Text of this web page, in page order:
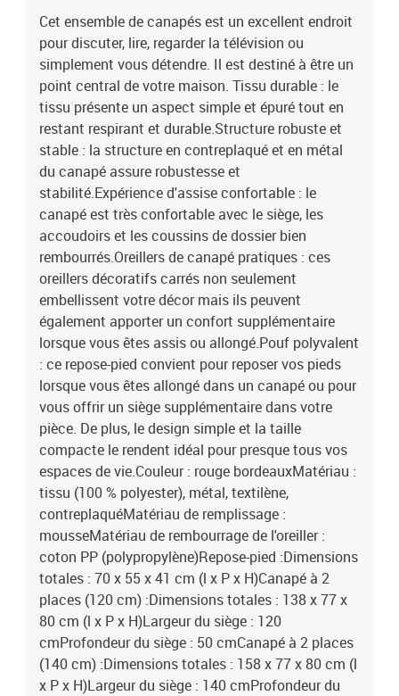
canapé ou pour vous offrir un siège supplémentaire dans votre
pièce. De plus, le design simple et la taille compacte le rendent
idéal pour presque tous vos espaces de vie.Couleur : rouge
bordeauxMatériau : tissu (100 % polyester), métal, textilène,
contreplaquéMatériau de remplissage : mousseMatériau de
rembourrage de l'oreiller : coton PP (polypropylène)Repose-pied
:Dimensions totales : 70 x 55 x 41 cm (l x P x H)Canapé à 2 places
(120 cm) :Dimensions totales : 138 x 77 x 80 cm (l x P x H)Largeur
du siège : 120 cmProfondeur du siège : 50 cmCanapé à 2 places
(140 cm) :Dimensions totales : 158 x 77 x 80 cm (l x P x H)Largeur
du siège : 140 cmProfondeur du siège : 50 cmHauteur du siège à
partir du sol : 41 cmHauteur des accoudoirs à partir du sol : 60
cmTaille du coussin (chacun) : 40 x 40 cm (L x l)L'assemblage est
requisLa livraison contient :2 x canapé à 2 places1 x repose-pied4
x oreiller4 x coussin
Cet ensemble de canapés est un excellent endroit
pour discuter, lire, regarder la télévision ou
simplement vous détendre. Il est destiné à être un
point central de votre maison. Tissu durable : le
tissu présente un aspect simple et épuré tout en
restant respirant et durable.Structure robuste et
stable : la structure en contreplaqué et en métal
du canapé assure robustesse et
stabilité.Expérience d'assise confortable : le
canapé est très confortable avec le siège, les
accoudoirs et les coussins de dossier bien
rembourrés.Oreillers de canapé pratiques : ces
oreillers décoratifs carrés non seulement
embellissent votre décor mais ils peuvent
également apporter un confort supplémentaire
lorsque vous êtes assis ou allongé.Pouf polyvalent
: ce repose-pied convient pour reposer vos pieds
lorsque vous êtes allongé dans un canapé ou pour
vous offrir un siège supplémentaire dans votre
pièce. De plus, le design simple et la taille
compacte le rendent idéal pour presque tous vos
espaces de vie.Couleur : rouge bordeauxMatériau :
tissu (100 % polyester), métal, textilène,
contreplaquéMatériau de remplissage :
mousseMatériau de rembourrage de l'oreiller :
coton PP (polypropylène)Repose-pied :Dimensions
totales : 70 x 55 x 41 cm (l x P x H)Canapé à 2
places (120 cm) :Dimensions totales : 138 x 77 x
80 cm (l x P x H)Largeur du siège : 120
cmProfondeur du siège : 50 cmCanapé à 2 places
(140 cm) :Dimensions totales : 158 x 77 x 80 cm (l
x P x H)Largeur du siège : 140 cmProfondeur du